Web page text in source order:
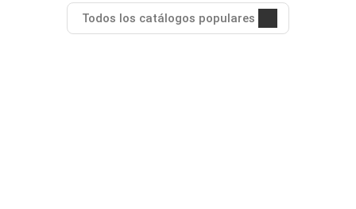
Todos los catálogos populares